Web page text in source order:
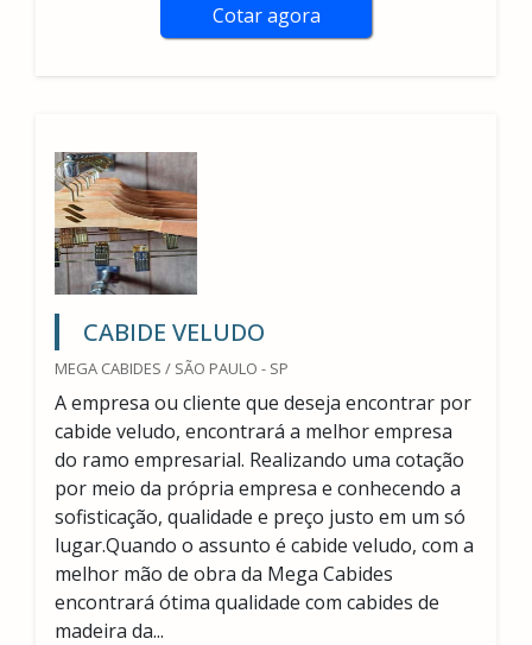
Cotar agora
CABIDE VELUDO
MEGA CABIDES / SÃO PAULO - SP
A empresa ou cliente que deseja encontrar por
cabide veludo, encontrará a melhor empresa
do ramo empresarial. Realizando uma cotação
por meio da própria empresa e conhecendo a
sofisticação, qualidade e preço justo em um só
lugar.Quando o assunto é cabide veludo, com a
melhor mão de obra da Mega Cabides
encontrará ótima qualidade com cabides de
madeira da...